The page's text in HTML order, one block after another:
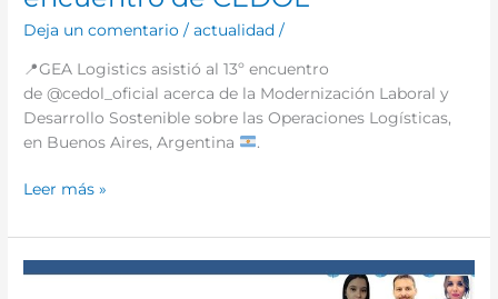
Deja un comentario /actualidad /
📍GEA Logistics asistió al 13º encuentro
de @cedol_oficial acerca de la Modernización Laboral y
Desarrollo Sostenible sobre las Operaciones Logísticas,
en Buenos Aires, Argentina
.
Leer más »
👨🏻‍💻